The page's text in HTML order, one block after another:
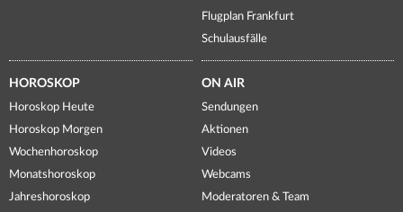
Flugplan Frankfurt
Schulausfälle
HOROSKOP
Horoskop Heute
Horoskop Morgen
Wochenhoroskop
Monatshoroskop
Jahreshoroskop
ON AIR
Sendungen
Aktionen
Videos
Webcams
Moderatoren & Team